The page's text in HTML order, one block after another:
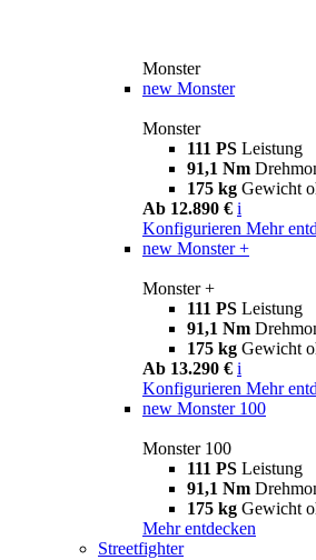
Monster
new Monster
Monster
111 PS Leistung
91,1 Nm
175 kg Gewicht
Ab 12.890 € i
Konfigurieren Mehr
new Monster +
Monster +
111 PS Leistung
91,1 Nm
175 kg Gewicht
Ab 13.290 € i
Konfigurieren Mehr
new Monster 100
Monster 100
111 PS Leistung
91,1 Nm
175 kg Gewicht
Mehr entdecken
Streetfighter